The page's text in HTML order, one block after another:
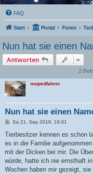
FAQ
Start Portal Foren
Nun hat sie einen
Antworten
2
mopedfahrer
Nun hat sie einen
B
i
r
a
Sa 21. Sep 2019, 19:01
Tierbesitzer kennen es schon
es in die Familie
mit der Dicken bei mir. Die
würde, hatte ich nie ernsthaft
Wochen haben mir gezeigt,